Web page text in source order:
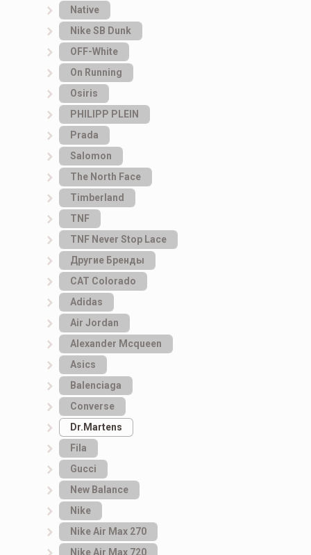
Native
Nike SB Dunk
OFF-White
On Running
Osiris
PHILIPP PLEIN
Prada
Salomon
The North Face
Timberland
TNF
TNF Never Stop Lace
Другие Бренды
САТ Colorado
Adidas
Air Jordan
Alexander Mcqueen
Asics
Balenciaga
Converse
Dr.Martens
Fila
Gucci
New Balance
Nike
Nike Air Max 270
Nike Air Max 720